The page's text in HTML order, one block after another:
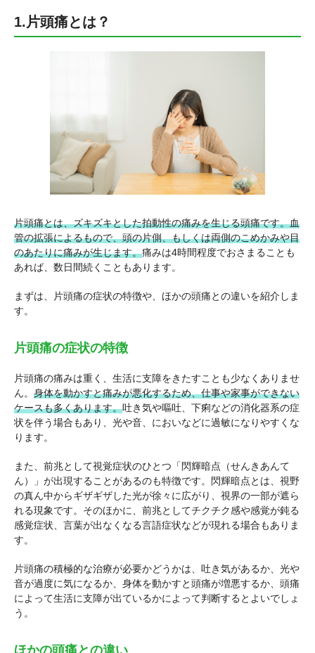
1.片頭痛とは？
片頭痛とは、ズキズキとした拍動性の痛みを生じる頭痛です。血
管の拡張によるもので、頭の片側、もしくは両側のこめかみや目
のあたりに痛みが生じます。痛みは4時間程度でおさまることも
あれば、数日間続くこともあります。
まずは、片頭痛の症状の特徴や、ほかの頭痛との違いを紹介しま
す。
片頭痛の症状の特徴
片頭痛の痛みは重く、生活に支障をきたすことも少なくありませ
ん。 身体を動かすと痛みが悪化するため、仕事や家事ができない
ケースも多くあります。吐き気や嘔吐、下痢などの消化器系の症
状を伴う場合もあり、光や音、においなどに過敏になりやすくな
ります。
また、前兆として視覚症状のひとつ「閃輝暗点（せんきあんて
ん）」が出現することがあるのも特徴です。閃輝暗点とは、視野
の真ん中からギザギザした光が徐々に広がり、視界の一部が遮ら
れる現象です。そのほかに、前兆としてチクチク感や感覚が鈍る
感覚症状、言葉が出なくなる言語症状などが現れる場合もありま
す。
片頭痛の積極的な治療が必要かどうかは、吐き気があるか、光や
音が過度に気になるか、身体を動かすと頭痛が増悪するか、頭痛
によって生活に支障が出ているかによって判断するとよいでしょ
う。
ほかの頭痛との違い